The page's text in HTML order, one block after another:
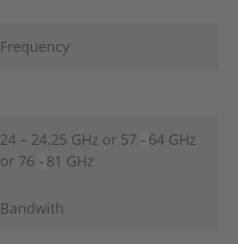
Frequency
24 – 24.25 GHz or 57 – 64 GHz
or 76 – 81 GHz
Bandwith